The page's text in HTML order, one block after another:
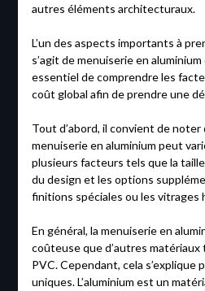
autres éléments architecturaux.
L’un des aspects importants à
s’agit de menuiserie en
essentiel de comprendre les
coût global afin de prendre une
Tout d’abord, il convient de noter
menuiserie en aluminium peut
plusieurs facteurs tels que la
du design et les options
finitions spéciales ou les vitrages
En général, la menuiserie en
coûteuse que d’autres matériaux
PVC. Cependant, cela s’explique
uniques. L’aluminium est un